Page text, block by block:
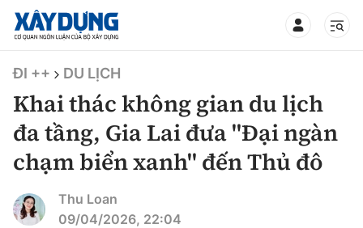
TIN BỘ XÂY DỰNG
CHUYÊN MỤC
Mới nhất
ĐI ++ DU LỊCH
Khai thác không gian du lịch
đa tầng, Gia Lai đưa "Đại ngàn
chạm biển xanh" đến Thủ đô
Thu Loan
09/04/2026, 22:04